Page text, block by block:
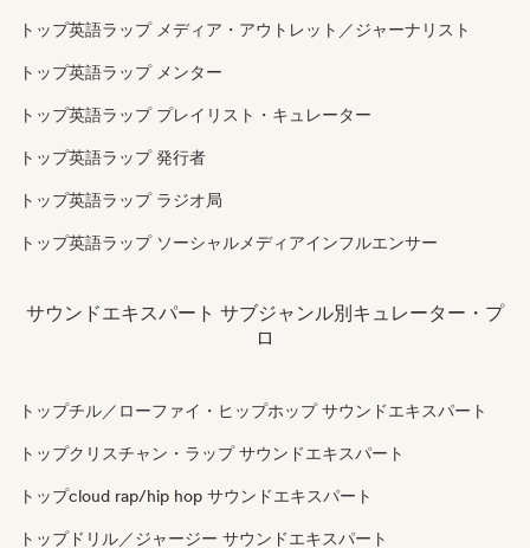
トップ英語ラップ メディア・アウトレット／ジャーナリスト
トップ英語ラップ メンター
トップ英語ラップ プレイリスト・キュレーター
トップ英語ラップ 発行者
トップ英語ラップ ラジオ局
トップ英語ラップ ソーシャルメディアインフルエンサー
サウンドエキスパート サブジャンル別キュレーター・プ
ロ
トップチル／ローファイ・ヒップホップ サウンドエキスパート
トップクリスチャン・ラップ サウンドエキスパート
トップcloud rap/hip hop サウンドエキスパート
トップドリル／ジャージー サウンドエキスパート